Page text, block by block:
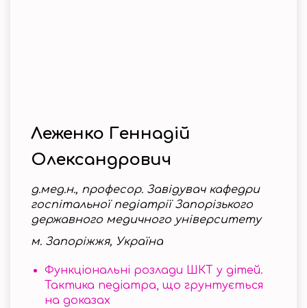
Леженко Геннадій
Олександрович
д.мед.н., професор. Завідувач кафедри
госпітальної педіатрії Запорізького
державного медичного університету
м. Запоріжжя, Україна
Функціональні розлади ШКТ у дітей.
Тактика педіатра, що грунтується
на доказах